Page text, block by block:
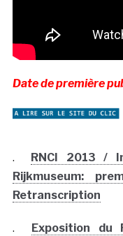
Date de première
. RNCI 2013 /
Rijkmuseum:
Retranscription
. Exposition du